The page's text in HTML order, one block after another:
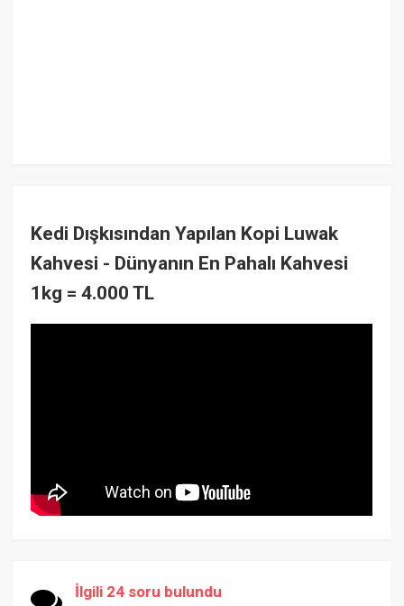
Kedi Dışkısından Yapılan Kopi Luwak
Kahvesi - Dünyanın En Pahalı Kahvesi
1kg = 4.000 TL
İlgili 24 soru bulundu